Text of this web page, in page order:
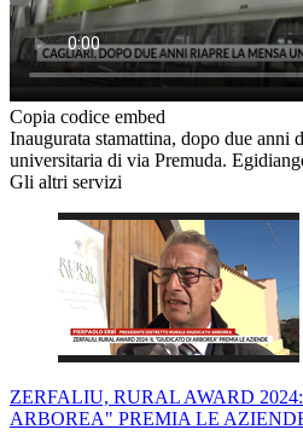
Copia codice embed
Inaugurata stamattina, dopo due anni
universitaria di via Premuda.
Gli altri servizi
ZERFALIU, RURAL AWARD
ARBOREA" PREMIA LE